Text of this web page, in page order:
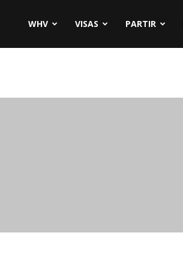
WHV VISAS PARTIR